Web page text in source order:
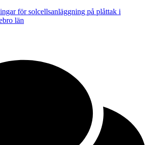
för solcellsanläggning på plåttak i
län